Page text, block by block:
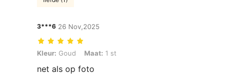
3***6 26 Nov,2025
Kleur: Goud, Maat: 1 st
Kleur: Goud Maat: 1 st
net als op foto